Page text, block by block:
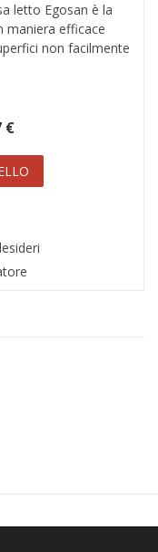
letto Egosan è la
maniera efficace
non facilmente
€